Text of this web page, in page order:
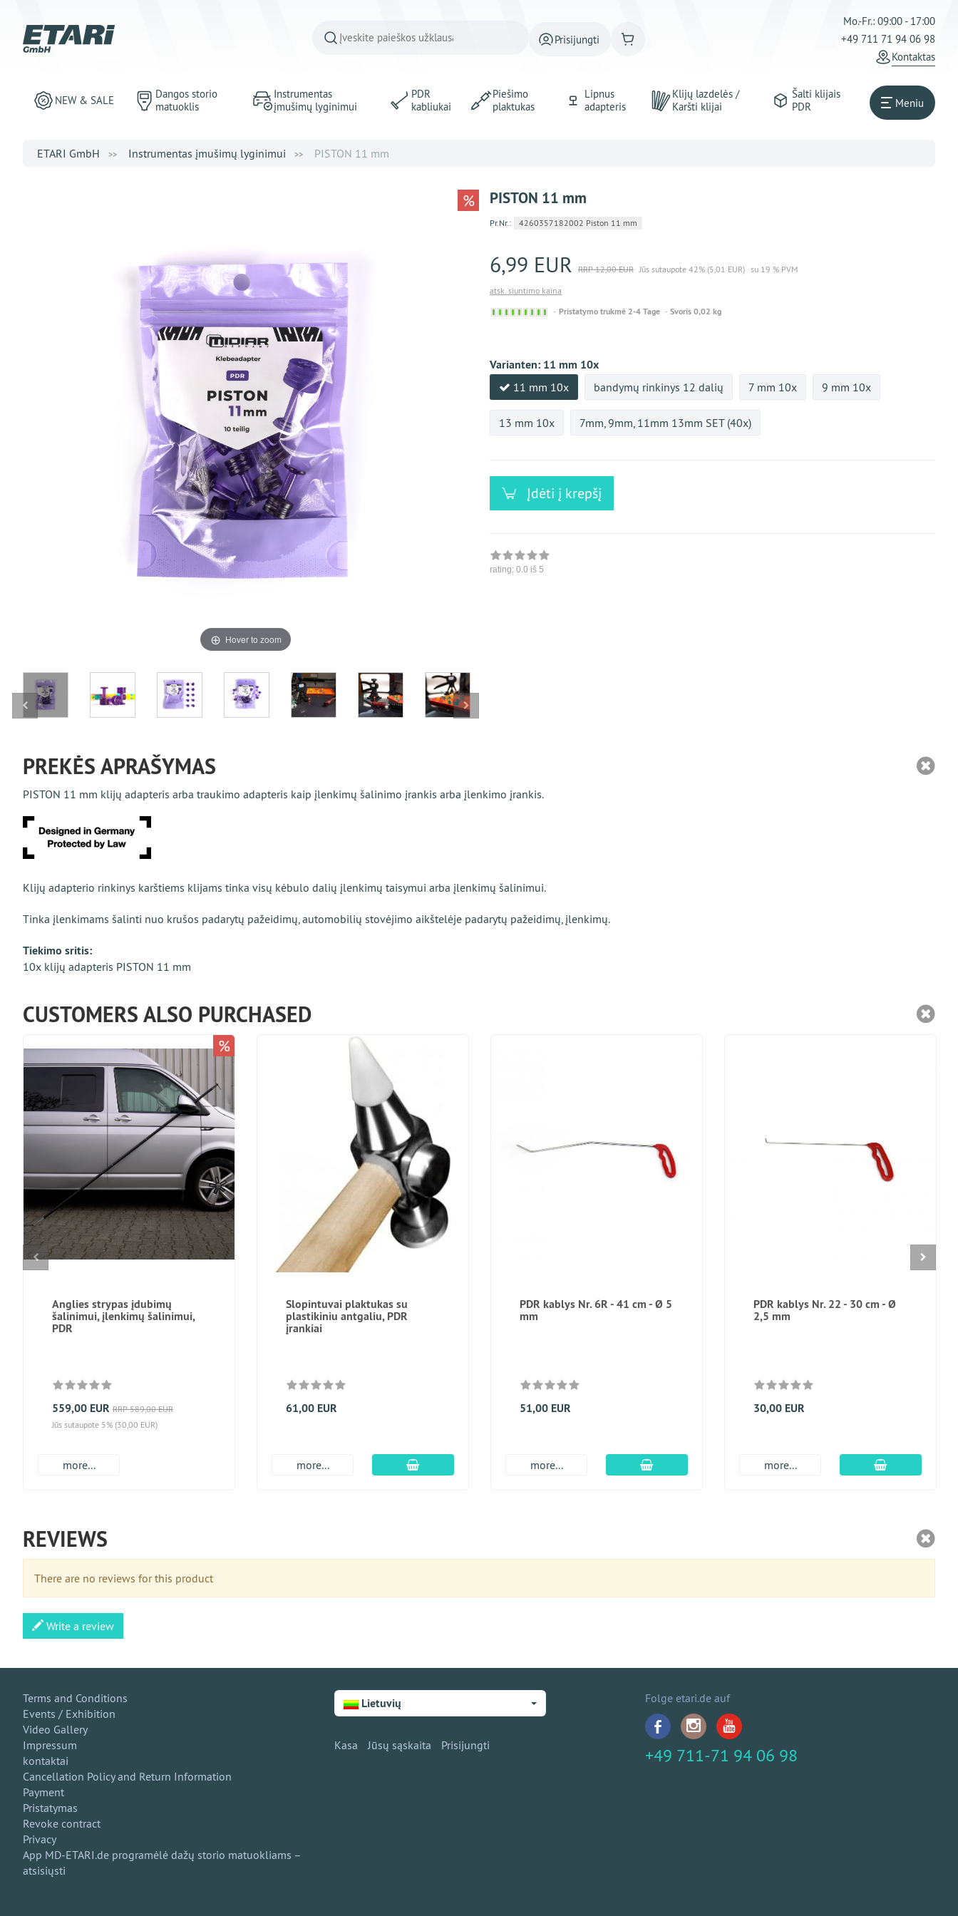
Prisijungti
Mo.-Fr.: 09:00 - 17:00
+49 711 71 94 06 98
Kontaktas
NEW & SALE
Dangos storio
matuoklis
Instrumentas
įmušimų lyginimui
PDR
kabliukai
Piešimo
plaktukas
Lipnus
adapteris
Klijų lazdelės /
Karšti klijai
Šalti klijais
PDR
Meniu
ETARI GmbH Instrumentas įmušimų lyginimui PISTON 11 mm
Hover to zoom
% PISTON 11 mm
Pr.Nr.: 4260357182002 Piston 11 mm
6,99 EUR RRP 12,00 EUR Jūs sutaupote 42% (5,01 EUR) su 19 % PVM
atsk. siuntimo kaina
Sofort
Pristatymo trukmė 2-4 Tage Svoris 0,02 kg
Varianten: 11 mm 10x
11 mm 10x bandymų rinkinys 12 dalių 7 mm 10x 9 mm 10x
13 mm 10x 7mm, 9mm, 11mm 13mm SET (40x)
Įdėti į krepšį
rating: 0.0 iš 5
PREKĖS APRAŠYMAS
PISTON 11 mm klijų adapteris arba traukimo adapteris kaip įlenkimų šalinimo įrankis arba įlenkimo įrankis.
Klijų adapterio rinkinys karštiems klijams tinka visų kėbulo dalių įlenkimų taisymui arba įlenkimų šalinimui.
Tinka įlenkimams šalinti nuo krušos padarytų pažeidimų, automobilių stovėjimo aikštelėje padarytų pažeidimų, įlenkimų.
Tiekimo sritis:
10x klijų adapteris PISTON 11 mm
CUSTOMERS ALSO PURCHASED
Anglies strypas įdubimų
šalinimui, įlenkimų šalinimui,
PDR
559,00 EUR RRP 589,00 EUR
Jūs sutaupote 5% (30,00 EUR)
more...
%
Slopintuvai plaktukas su
plastikiniu antgaliu, PDR
įrankiai
61,00 EUR
more... Įdėti į krepšį
PDR kablys Nr. 6R - 41 cm - Ø 5
mm
51,00 EUR
more... Įdėti į krepšį
PDR kablys Nr. 22 - 30 cm - Ø
2,5 mm
30,00 EUR
more... Įdėti į krepšį
REVIEWS
There are no reviews for this product
Write a review
Terms and Conditions
Events / Exhibition
Video Gallery
Impressum
kontaktai
Cancellation Policy and Return Information
Payment
Pristatymas
Revoke contract
Privacy
App MD-ETARI.de programėlė dažų storio matuokliams –
atsisiųsti
Lietuvių
Kasa Jūsų sąskaita Prisijungti
Folge etari.de auf
+49 711-71 94 06 98